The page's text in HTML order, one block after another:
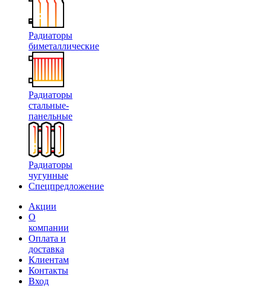
Радиаторы
биметаллические
Радиаторы
стальные-
панельные
Радиаторы
чугунные
Спецпредложение
Акции
О
компании
Оплата и
доставка
Клиентам
Контакты
Вход